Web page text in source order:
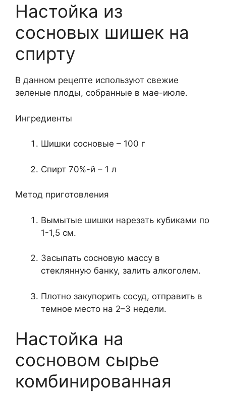
Настойка из
сосновых шишек на
спирту
В данном рецепте используют свежие
зеленые плоды, собранные в мае-июле.
Ингредиенты
Шишки сосновые – 100 г
Спирт 70%-й – 1 л
Метод приготовления
Вымытые шишки нарезать кубиками по
1-1,5 см.
Засыпать сосновую массу в
стеклянную банку, залить алкоголем.
Плотно закупорить сосуд, отправить в
темное место на 2–3 недели.
Настойка на
сосновом сырье
комбинированная